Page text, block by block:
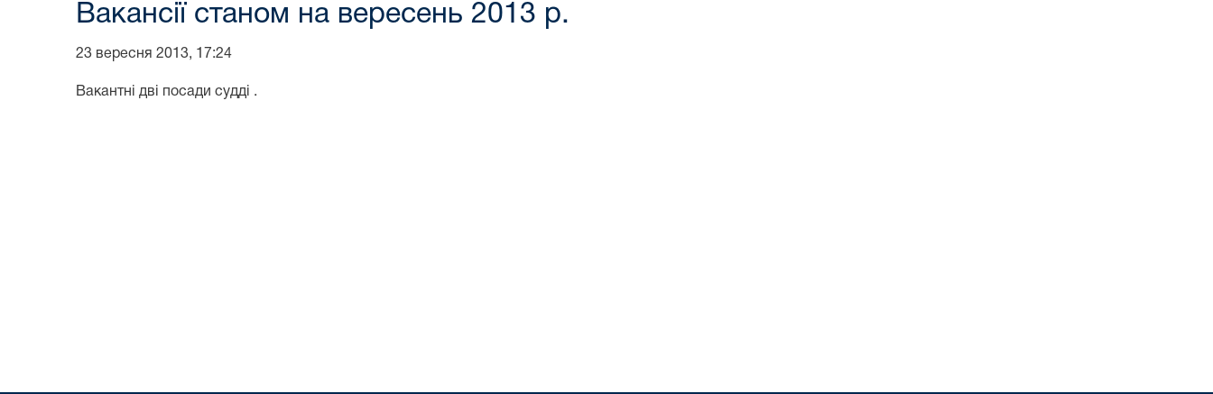
Вакансії станом на вересень 2013 р.
23 вересня 2013, 17:24
Вакантні дві посади судді .